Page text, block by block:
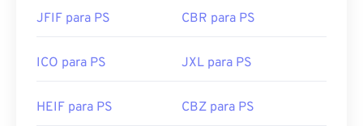
JFIF para PS CBR para PS
ICO para PS JXL para PS
HEIF para PS CBZ para PS